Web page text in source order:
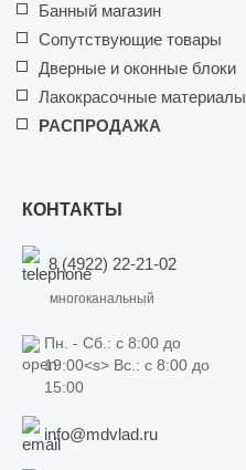
Банный магазин
Сопутствующие товары
Дверные и оконные блоки
Лакокрасочные материалы
РАСПРОДАЖА
КОНТАКТЫ
8 (4922) 22-21-02
многоканальный
Пн. - Сб.: c 8:00 до
19:00<s> Вс.: c 8:00 до
15:00
info@mdvlad.ru